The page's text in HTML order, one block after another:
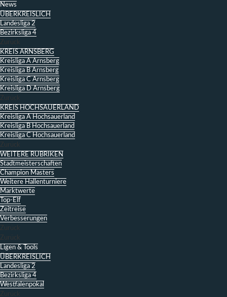
News
ÜBERKREISLICH
Landesliga 2
Bezirksliga 4
Zurück
KREIS ARNSBERG
Kreisliga A Arnsberg
Kreisliga B Arnsberg
Kreisliga C Arnsberg
Kreisliga D Arnsberg
Zurück
KREIS HOCHSAUERLAND
Kreisliga A Hochsauerland
Kreisliga B Hochsauerland
Kreisliga C Hochsauerland
Zurück
WEITERE RUBRIKEN
Stadtmeisterschaften
Champion Masters
Weitere Hallenturniere
Marktwerte
Top-Elf
Zeitreise
Verbesserungen
Zurück
Zurück
Ligen & Tools
ÜBERKREISLICH
Landesliga 2
Bezirksliga 4
Westfalenpokal
Zurück